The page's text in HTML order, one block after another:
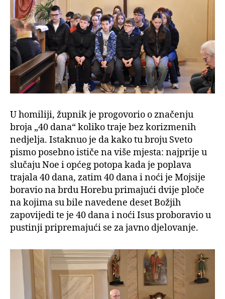
U homiliji, župnik je progovorio o značenju
broja „40 dana“ koliko traje bez korizmenih
nedjelja. Istaknuo je da kako tu broju Sveto
pismo posebno ističe na više mjesta: najprije u
slučaju Noe i općeg potopa kada je poplava
trajala 40 dana, zatim 40 dana i noći je Mojsije
boravio na brdu Horebu primajući dvije ploče
na kojima su bile navedene deset Božjih
zapovijedi te je 40 dana i noći Isus proboravio u
pustinji pripremajući se za javno djelovanje.